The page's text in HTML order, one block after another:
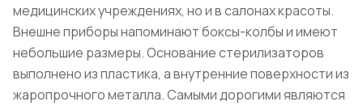
медицинских учреждениях, но и в салонах красоты.
Внешне приборы напоминают боксы-колбы и имеют
небольшие размеры. Основание стерилизаторов
выполнено из пластика, а внутренние поверхности из
жаропрочного металла. Самыми дорогими являются